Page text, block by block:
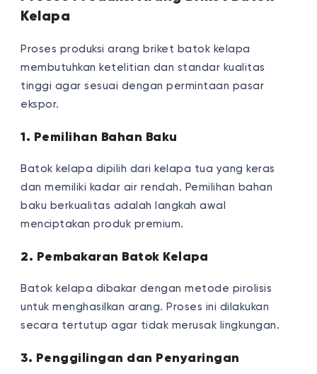
Kelapa
Proses produksi arang briket batok kelapa
membutuhkan ketelitian dan standar kualitas
tinggi agar sesuai dengan permintaan pasar
ekspor.
1. Pemilihan Bahan Baku
Batok kelapa dipilih dari kelapa tua yang keras
dan memiliki kadar air rendah. Pemilihan bahan
baku berkualitas adalah langkah awal
menciptakan produk premium.
2. Pembakaran Batok Kelapa
Batok kelapa dibakar dengan metode pirolisis
untuk menghasilkan arang. Proses ini dilakukan
secara tertutup agar tidak merusak lingkungan.
3. Penggilingan dan Penyaringan